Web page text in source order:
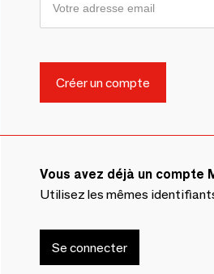
Vous avez déjà un compte
Utilisez les mêmes
Se connecter